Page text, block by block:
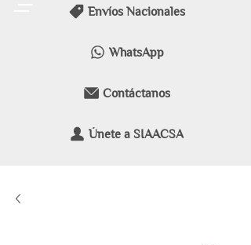
Envíos Nacionales
WhatsApp
Contáctanos
Únete a SIAACSA